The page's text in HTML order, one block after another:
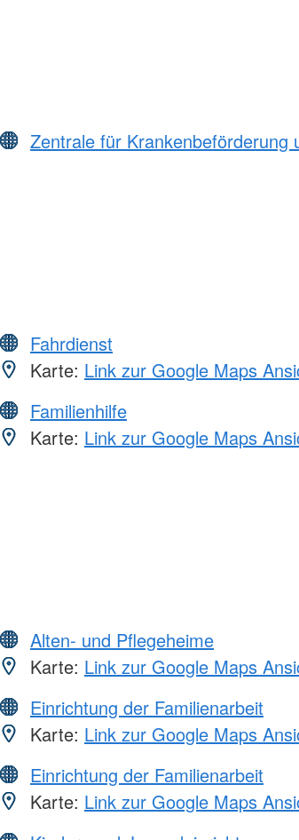
Zentrale für Krankenbeförderung
Fahrdienst
Karte: Link zur Google Maps
Familienhilfe
Karte: Link zur Google Maps
Alten- und Pflegeheime
Karte: Link zur Google Maps
Einrichtung der Familienarbeit
Karte: Link zur Google Maps
Einrichtung der Familienarbeit
Karte: Link zur Google Maps